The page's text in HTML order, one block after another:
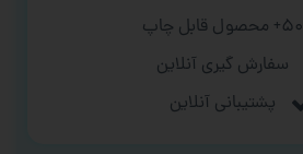
۵۰+ محصول قابل چاپ
سفارش گیری آنلاین
پشتیبانی آنلاین